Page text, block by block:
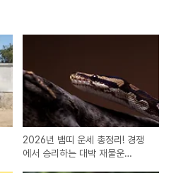
2026년 뱀띠 운세 총정리! 경쟁
에서 승리하는 대박 재물운